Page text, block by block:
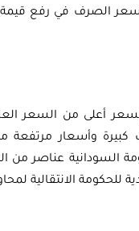
وسعر الصرف في رفع
أعلى من السعر
كبيرة وأسعار مرتفعة
السودانية عناصر من
الانتقالية